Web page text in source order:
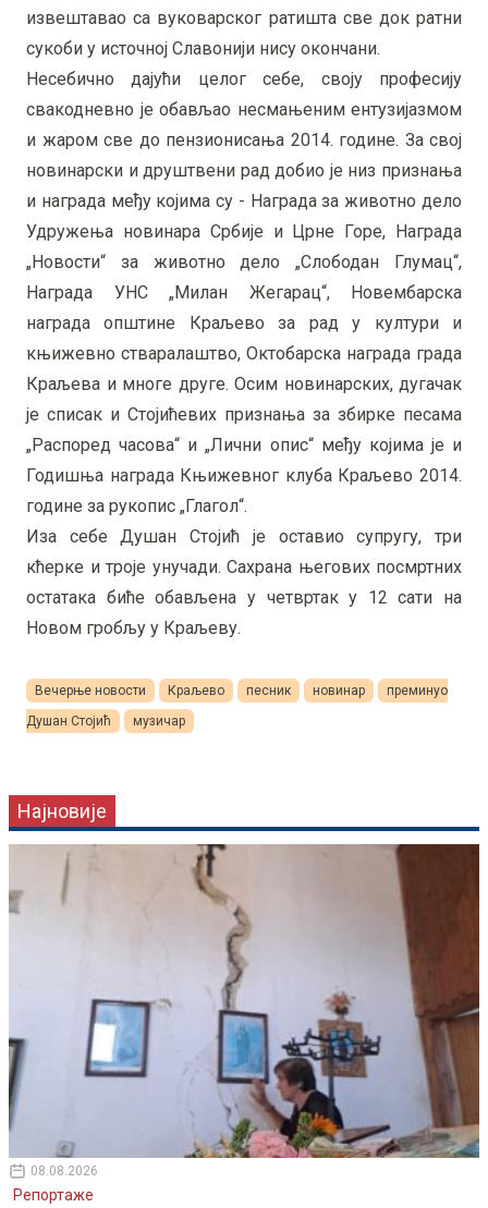
извештавао са вуковарског ратишта све док ратни
сукоби у источној Славонији нису окончани.
Несебично дајући целог себе, своју професију
свакодневно је обављао несмањеним ентузијазмом
и жаром све до пензионисања 2014. године. За свој
новинарски и друштвени рад добио је низ признања
и награда међу којима су - Награда за животно дело
Удружења новинара Србије и Црне Горе, Награда
„Новости“ за животно дело „Слободан Глумац“,
Награда УНС „Милан Жегарац“, Новембарска
награда општине Краљево за рад у култури и
књижевно стваралаштво, Октобарска награда града
Краљева и многе друге. Осим новинарских, дугачак
је списак и Стојићевих признања за збирке песама
„Распоред часова“ и „Лични опис“ међу којима је и
Годишња награда Књижевног клуба Краљево 2014.
године за рукопис „Глагол“.
Иза себе Душан Стојић је оставио супругу, три
кћерке и троје унучади. Сахрана његових посмртних
остатака биће обављена у четвртак у 12 сати на
Новом гробљу у Краљеву.
Вечерње новости Краљево песник новинар
преминуо
Душан Стојић
музичар
Најновије
08.08.2026
Репортаже